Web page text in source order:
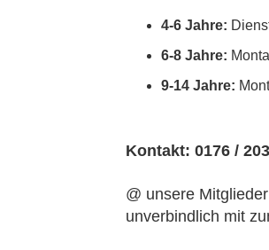
4-6 Jahre:
6-8 Jahre:
9-14 Jahre:
Kontakt: 0176 /
@ unsere
unverbindlich mit